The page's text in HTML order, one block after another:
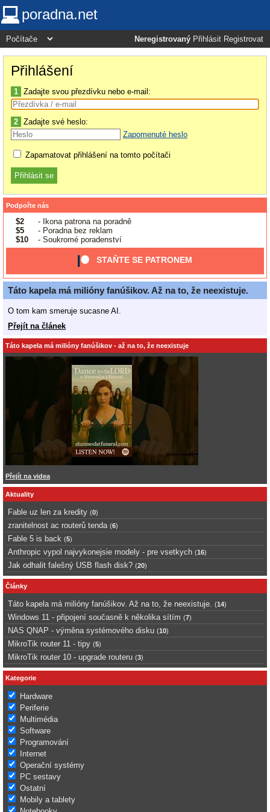
poradna.net
Neregistrovaný Přihlásit Registrovat
Přihlášení
1 Zadajte svou přezdívku nebo e-mail:
2 Zadajte své heslo:
Zapomenuté heslo
Zapamatovat přihlášení na tomto počítači
Podpořte nás
$2
- Ikona patrona na poradně
$5
- Poradna bez reklam
$10
- Soukromé poradenství
STAŇTE SE PATRONEM
Táto kapela má milióny fanúšikov. Až na to, že neexistuje.
O tom kam smeruje sucasne AI.
Přejít na článek
Táto kapela má milióny fanúšikov - až na to, že neexistuje
Přejít na videa
Aktuality
Fable uz len za kredity (0)
zranitelnost ac routerů tenda (6)
Fable 5 is back (5)
Anthropic vypol najvykonejsie modely - pre vsetkych (16)
Jak odhalit falešný USB flash disk? (20)
Články
Táto kapela má milióny fanúšikov. Až na to, že neexistuje. (14)
Windows 11 - připojení současně k několika sítím (7)
NAS QNAP - výměna systémového disku (10)
MikroTik router 11 - tipy (5)
MikroTik router 10 - upgrade routeru (3)
Kategorie
Hardware
Periferie
Multimédia
Software
Programování
Internet
Operační systémy
PC sestavy
Ostatní
Mobily a tablety